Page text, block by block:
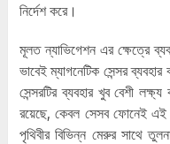
নির্দেশ করে।
মূলত ন্যাভিগেশন এর ক্ষেত্রে
ভাবেই ম্যাগনেটিক সেন্সর
সেন্সরটির ব্যবহার খুব বেশী
রয়েছে, কেবল সেসব ফোনেই এই
পৃথিবীর বিভিন্ন মেরুর সাথে